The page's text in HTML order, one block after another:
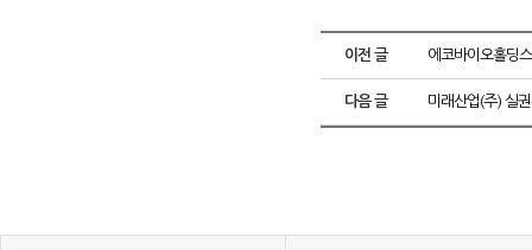
이전 글 에코바이오홀딩
다음 글 미래산업(주) 실